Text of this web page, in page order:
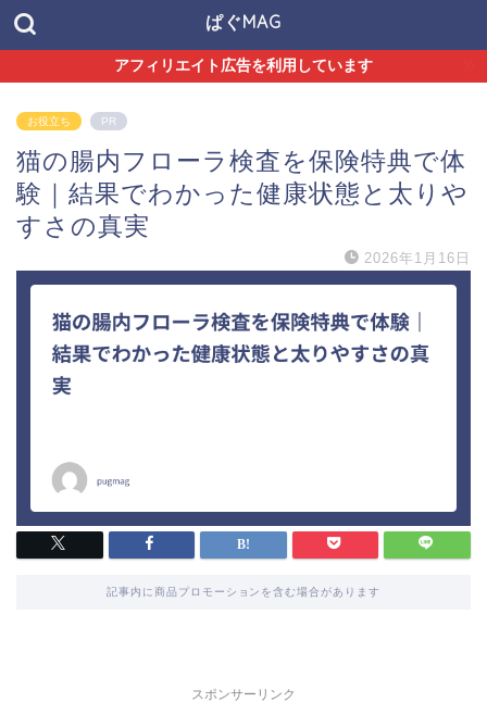
ぱぐMAG
アフィリエイト広告を利用しています
お役立ち PR
猫の腸内フローラ検査を保険特典で体
験｜結果でわかった健康状態と太りや
すさの真実
2026年1月16日
記事内に商品プロモーションを含む場合があります
スポンサーリンク